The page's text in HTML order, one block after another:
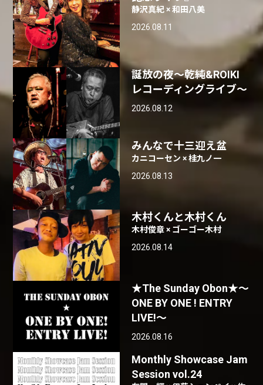
静沢真紀 × 和田八美
2026.08.11
誕放の夜〜乾純&ROIKI
レコーディングライブ〜
2026.08.12
みんなで十三迎え盆
カニコーセン × 桂九ノ一
2026.08.13
木村くんと木村くん
木村俊章 × ゴーゴー木村
2026.08.14
★The Sunday Obon★〜
ONE BY ONE ! ENTRY
LIVE!〜
2026.08.16
Monthly Showcase Jam
Session vol.24